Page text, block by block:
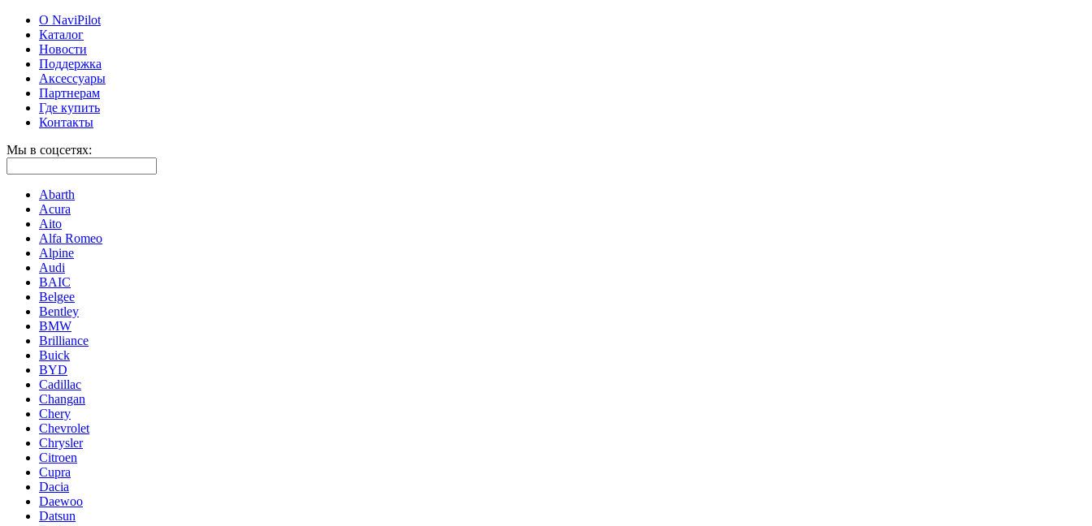
О NaviPilot
Каталог
Новости
Поддержка
Аксессуары
Партнерам
Где купить
Контакты
Мы в соцсетях:
Abarth
Acura
Aito
Alfa Romeo
Alpine
Audi
BAIC
Belgee
Bentley
BMW
Brilliance
Buick
BYD
Cadillac
Changan
Chery
Chevrolet
Chrysler
Citroen
Cupra
Dacia
Daewoo
Datsun